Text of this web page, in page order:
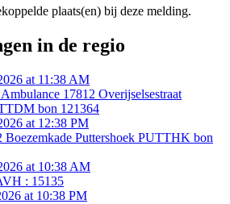
plaats(en) bij deze melding.
in de regio
at 11:38 AM
17812 Overijselsestraat
bon 121364
at 12:38 PM
Boezemkade Puttershoek PUTTHK bon
at 10:38 AM
: 15135
at 10:38 PM